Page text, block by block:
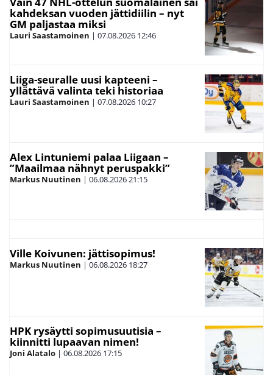
kahdeksan vuoden jättidiilin – nyt
GM paljastaa miksi
Lauri Saastamoinen | 07.08.2026 12:46
Liiga-seuralle uusi kapteeni –
yllättävä valinta teki historiaa
Lauri Saastamoinen | 07.08.2026 10:27
Alex Lintuniemi palaa Liigaan –
”Maailmaa nähnyt peruspakki”
Markus Nuutinen | 06.08.202621:15
Ville Koivunen: jättisopimus!
Markus Nuutinen | 06.08.2026 18:27
HPK rysäytti sopimusuutisia –
kiinnitti lupaavan nimen!
Joni Alatalo | 06.08.2026 17:15